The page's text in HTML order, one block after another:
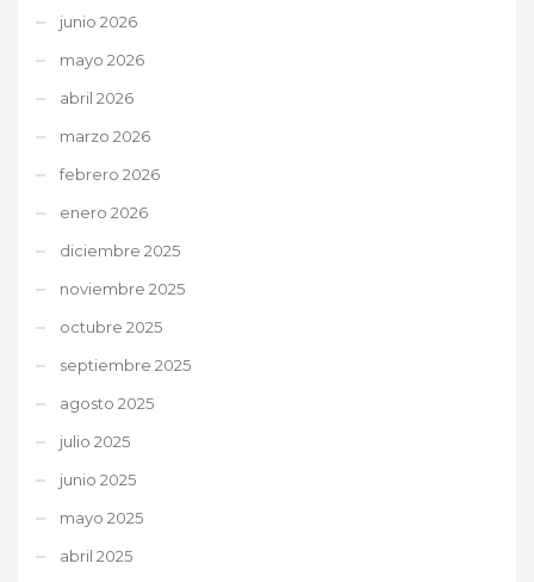
junio 2026
mayo 2026
abril 2026
marzo 2026
febrero 2026
enero 2026
diciembre 2025
noviembre 2025
octubre 2025
septiembre 2025
agosto 2025
julio 2025
junio 2025
mayo 2025
abril 2025